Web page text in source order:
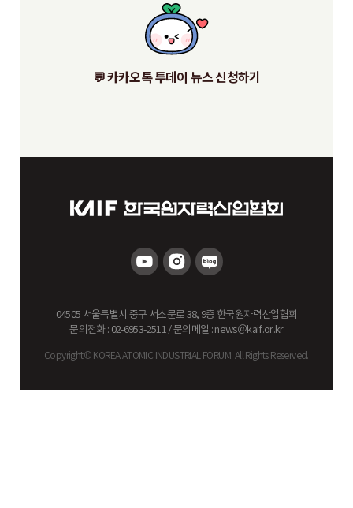
💬 카카오톡 투데이 뉴스 신청하기
04505 서울특별시 중구 서소문로 38, 9층 한국원자력산업협회
문의전화 : 02-6953-2511 / 문의메일 : news＠kaif.or.kr
Copyright© KOREA ATOMIC INDUSTRIAL FORUM. All Rights Reserved.